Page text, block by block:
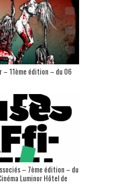
– 11ème édition – du 06
– 7ème édition – du
Luminor Hôtel de